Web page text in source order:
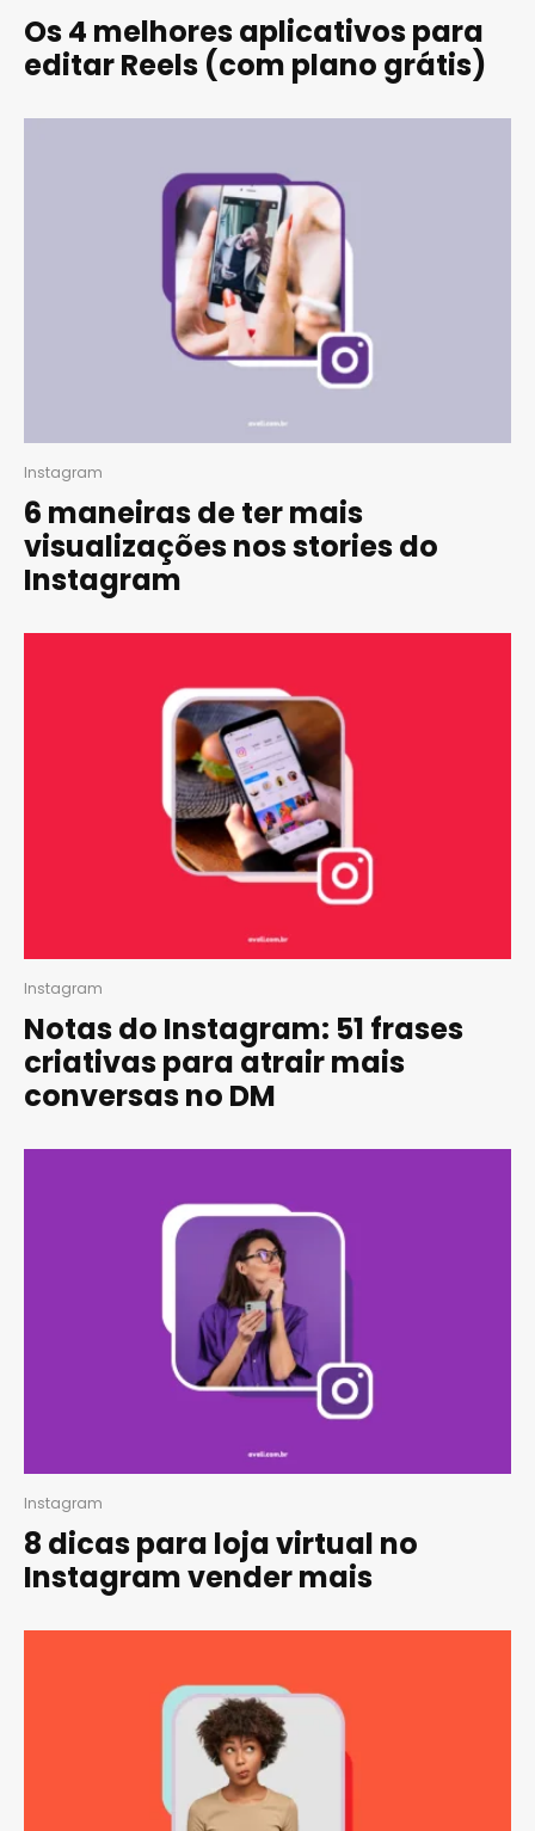
Os 4 melhores aplicativos para
editar Reels (com plano grátis)
Instagram
6 maneiras de ter mais
visualizações nos stories do
Instagram
Instagram
Notas do Instagram: 51 frases
criativas para atrair mais
conversas no DM
Instagram
8 dicas para loja virtual no
Instagram vender mais